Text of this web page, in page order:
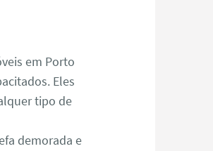
em Porto
Eles
tipo de
demorada e